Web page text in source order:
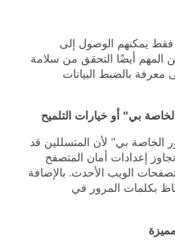
يمكنهم الوصول إلى
المهم أيضًا التحقق من سلامة
معرفة بالضبط البيانات
بي" أو خيارات التلميح
الخاصة بي" لأن المتسللين قد
إعدادات أمان المتصفح
الويب الأحدث. بالإضافة
بكلمات المرور في